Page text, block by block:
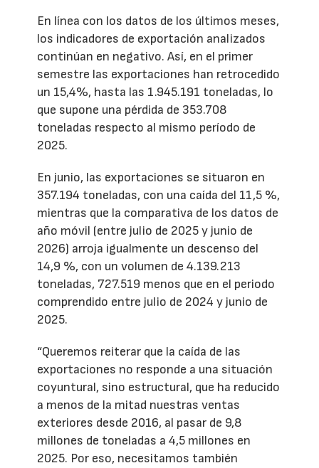
En línea con los datos de los últimos meses,
los indicadores de exportación analizados
continúan en negativo. Así, en el primer
semestre las exportaciones han retrocedido
un 15,4%, hasta las 1.945.191 toneladas, lo
que supone una pérdida de 353.708
toneladas respecto al mismo período de
2025.
En junio, las exportaciones se situaron en
357.194 toneladas, con una caída del 11,5 %,
mientras que la comparativa de los datos de
año móvil (entre julio de 2025 y junio de
2026) arroja igualmente un descenso del
14,9 %, con un volumen de 4.139.213
toneladas, 727.519 menos que en el periodo
comprendido entre julio de 2024 y junio de
2025.
“Queremos reiterar que la caída de las
exportaciones no responde a una situación
coyuntural, sino estructural, que ha reducido
a menos de la mitad nuestras ventas
exteriores desde 2016, al pasar de 9,8
millones de toneladas a 4,5 millones en
2025. Por eso, necesitamos también